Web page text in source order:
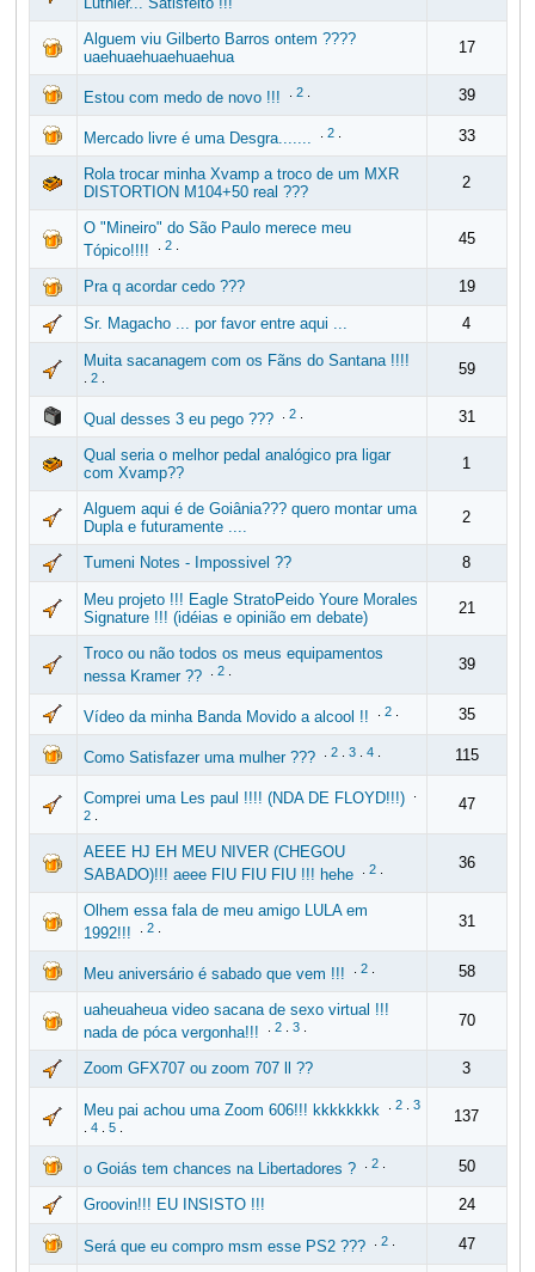
Alguem viu Gilberto Barros ontem ????
uaehuaehuaehuaehua
17
Estou com medo de novo !!! 2. 39
Mercado livre é uma Desgra....... 2. 33
Rola trocar minha Xvamp a troco de um MXR
DISTORTION M104+50 real ???
2
O "Mineiro" do São Paulo merece meu
Tópico!!!!
2. 45
Pra q acordar cedo ??? 19
Sr. Magacho ... por favor entre aqui ... 4
Muita sacanagem com os Fãns do Santana !!!!
2. 59
Qual desses 3 eu pego ??? 2. 31
Qual seria o melhor pedal analógico pra ligar
com Xvamp??
1
Alguem aqui é de Goiânia??? quero montar uma
Dupla e futuramente ....
2
Tumeni Notes - Impossivel ?? 8
Meu projeto !!! Eagle StratoPeido Youre Morales
Signature !!! (idéias e opinião em debate)
21
Troco ou não todos os meus equipamentos
nessa Kramer ??
2. 39
Vídeo da minha Banda Movido a alcool !! 2. 35
Como Satisfazer uma mulher ??? 2. 3. 4. 115
Comprei uma Les paul !!!! (NDA DE FLOYD!!!)
2.
47
AEEE HJ EH MEU NIVER (CHEGOU
SABADO)!!! aeee FIU FIU FIU !!! hehe
2. 36
Olhem essa fala de meu amigo LULA em
1992!!!
2. 31
Meu aniversário é sabado que vem !!! 2. 58
uaheuaheua video sacana de sexo virtual !!!
nada de póca vergonha!!!
2. 3. 70
Zoom GFX707 ou zoom 707 ll ?? 3
Meu pai achou uma Zoom 606!!! kkkkkkkk 2. 3
4. 5.
137
o Goiás tem chances na Libertadores ? 2. 50
Groovin!!! EU INSISTO !!! 24
Será que eu compro msm esse PS2 ??? 2. 47